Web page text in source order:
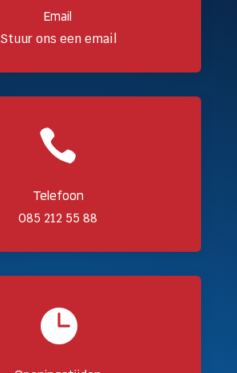
Email
Stuur ons een email

Telefoon
085 212 55 88
